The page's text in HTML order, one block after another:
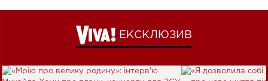
ЕКСКЛЮЗИВ